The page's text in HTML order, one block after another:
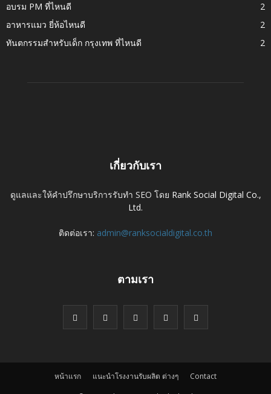
อบรม PM ที่ไหนดี
2
อาหารแมว ยี่ห้อไหนดี
2
ทันตกรรมสำหรับเด็ก กรุงเทพ ที่ไหนดี
2
เกี่ยวกับเรา
ดูแลและให้คำปรึกษาบริการรับทำ SEO โดย Rank Social Digital Co.,
Ltd.
ติดต่อเรา: admin@ranksocialdigital.co.th
ตามเรา
หน้าแรก แนะนำโรงงานรับผลิต ต่างๆ
Contact